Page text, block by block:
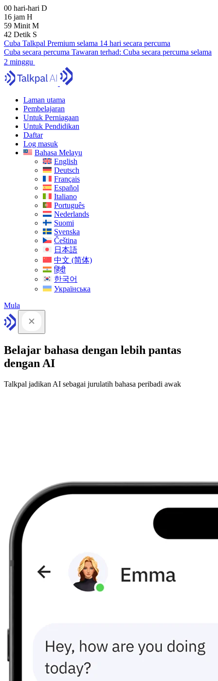
00 hari-hari D
16 jam H
59 Minit M
41 Detik S
Cuba Talkpal Premium selama 14 hari secara percuma
Cuba secara percuma Tawaran terhad: Cuba secara percuma selama
2 minggu
Laman utama
Pembelajaran
Untuk Perniagaan
Untuk Pendidikan
Daftar
Log masuk
Bahasa Melayu
English
Deutsch
Français
Español
Italiano
Português
Nederlands
Suomi
Svenska
Čeština
日本語
中文 (简体)
हिंदी
한국어
Українська
Mula
Belajar bahasa dengan lebih pantas
dengan AI
Talkpal jadikan AI sebagai jurulatih bahasa peribadi awak